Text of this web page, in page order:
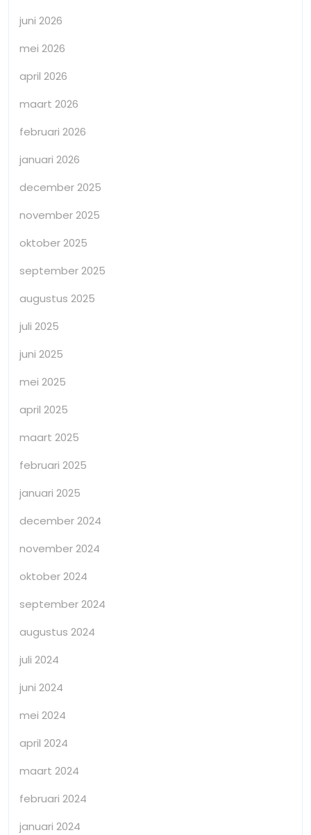
juni 2026
mei 2026
april 2026
maart 2026
februari 2026
januari 2026
december 2025
november 2025
oktober 2025
september 2025
augustus 2025
juli 2025
juni 2025
mei 2025
april 2025
maart 2025
februari 2025
januari 2025
december 2024
november 2024
oktober 2024
september 2024
augustus 2024
juli 2024
juni 2024
mei 2024
april 2024
maart 2024
februari 2024
januari 2024